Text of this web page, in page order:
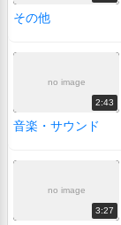
その他
no image
2:43
音楽・サウンド
no image
3:27